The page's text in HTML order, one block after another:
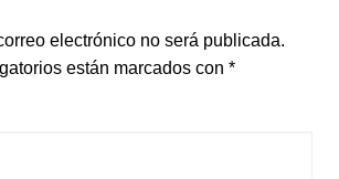
electrónico no será publicada.
están marcados con *